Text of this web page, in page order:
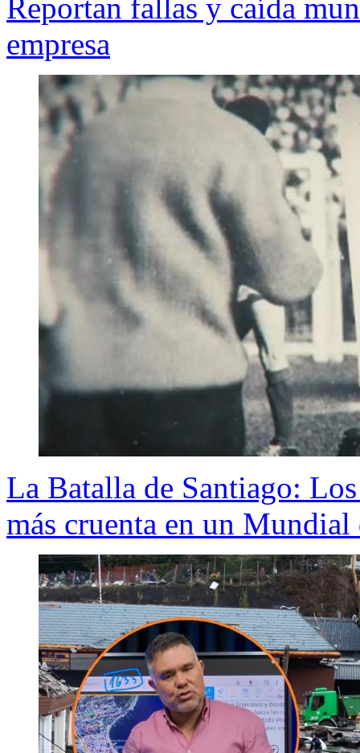
Reportan fallas y caída
empresa
La Batalla de Santiago:
más cruenta en un